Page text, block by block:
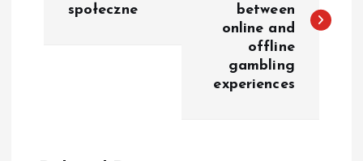
społeczne
between
online and
offline
gambling
experiences